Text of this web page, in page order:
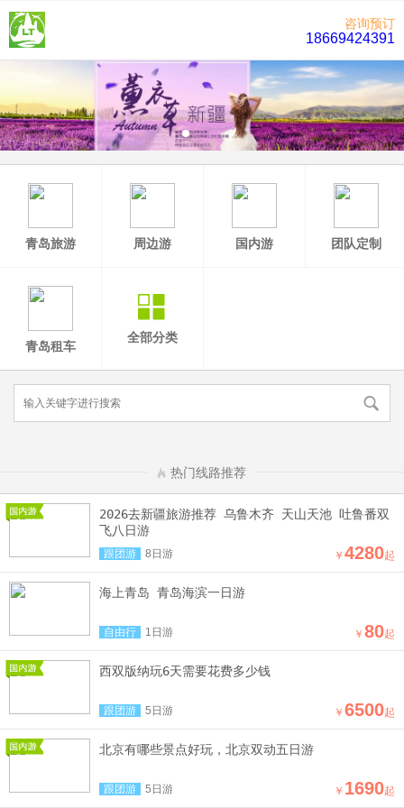
咨询预订
18669424391
青岛旅游 周边游 国内游 团队定制
青岛租车
全部分类
热门线路推荐
2026去新疆旅游推荐 乌鲁木齐 天山天池 吐鲁番双
飞八日游
跟团游 8日游 ￥ 4280起
海上青岛 青岛海滨一日游
自由行 1日游 ￥ 80起
西双版纳玩6天需要花费多少钱
跟团游 5日游 ￥ 6500起
北京有哪些景点好玩，北京双动五日游
跟团游 5日游 ￥ 1690起